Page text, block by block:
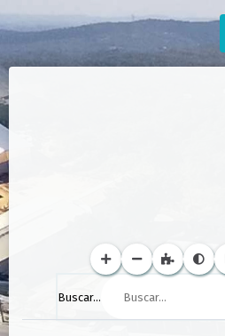
Buscar...